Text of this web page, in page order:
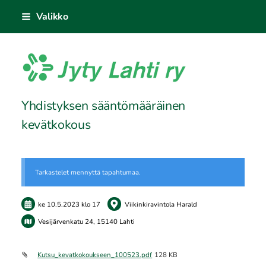
sisältöön
Valikko
Jyty Lahti ry
Yhdistyksen sääntömääräinen
kevätkokous
Tarkastelet mennyttä tapahtumaa.
ke 10.5.2023klo 17
Viikinkiravintola Harald
Vesijärvenkatu 24, 15140 Lahti
Kutsu_kevatkokoukseen_100523.pdf 128 KB